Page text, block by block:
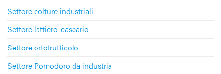
Settore colture industriali
Settore lattiero-caseario
Settore ortofrutticolo
Settore Pomodoro da industria